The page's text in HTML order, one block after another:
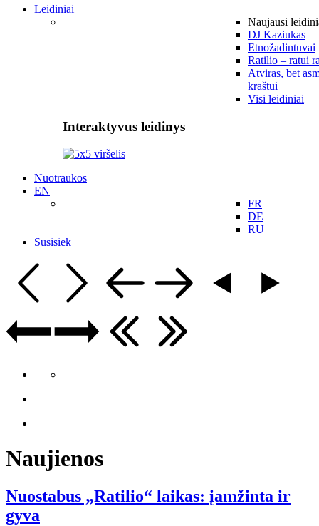
Leidiniai
Naujausi
DJ Kaziukas
Etnožadintuvai
Ratilio – ratui
Atviras, bet
kraštui
Visi leidiniai
Interaktyvus leidinys
Nuotraukos
EN
FR
DE
RU
Susisiek
Naujienos
Nuostabus „Ratilio“ laikas: įamžinta ir
gyva